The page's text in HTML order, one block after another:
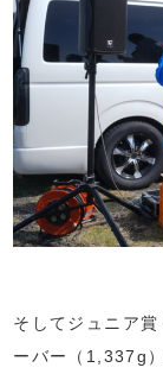
そしてジュニア
ーバー（1,337g